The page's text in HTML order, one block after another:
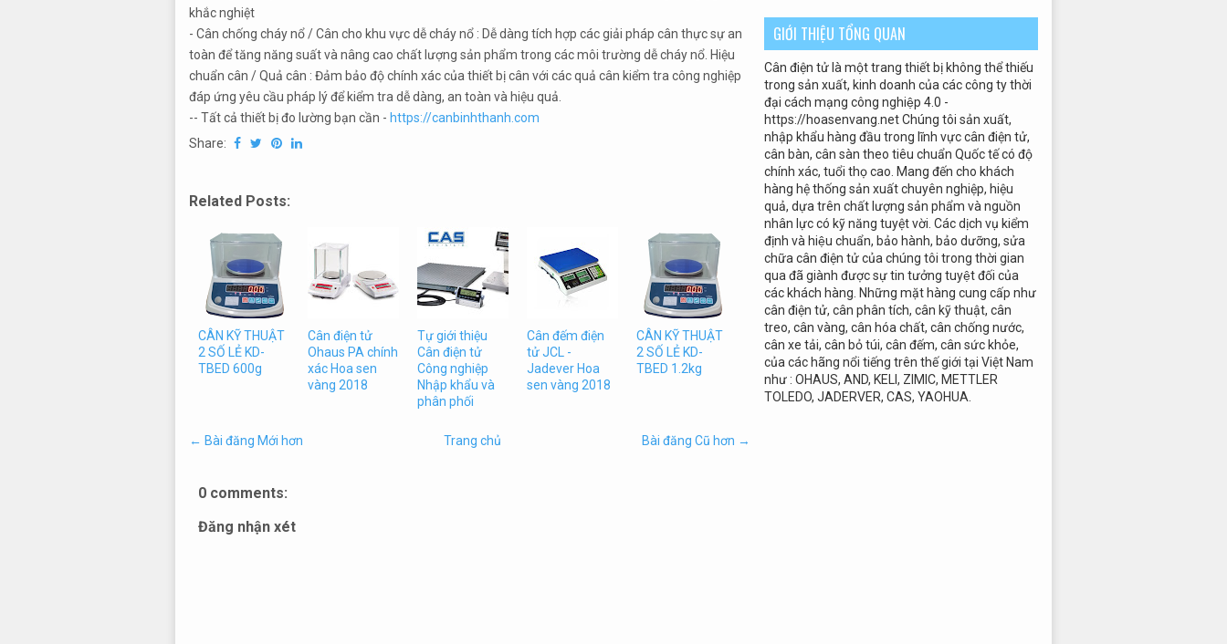
khắc nghiệt
- Cân chống cháy nổ / Cân cho khu vực dễ cháy nổ : Dễ dàng tích hợp các giải pháp cân thực sự an
toàn để tăng năng suất và nâng cao chất lượng sản phẩm trong các môi trường dễ cháy nổ. Hiệu
chuẩn cân / Quả cân : Đảm bảo độ chính xác của thiết bị cân với các quả cân kiểm tra công nghiệp
đáp ứng yêu cầu pháp lý để kiểm tra dễ dàng, an toàn và hiệu quả.
-- Tất cả thiết bị đo lường bạn cần - https://canbinhthanh.com
Share:
Related Posts:
CÂN KỸ THUẬT
2 SỐ LẺ KD-
TBED 600g
Cân điện tử
Ohaus PA chính
xác Hoa sen
vàng 2018
Tự giới thiệu
Cân điện tử
Công nghiệp
Nhập khẩu và
phân phối
Cân đếm điện
tử JCL -
Jadever Hoa
sen vàng 2018
CÂN KỸ THUẬT
2 SỐ LẺ KD-
TBED 1.2kg
← Bài đăng Mới hơn Bài đăng Cũ hơn →
Trang chủ
0 comments:
Đăng nhận xét
GIỚI THIỆU TỔNG QUAN
Cân điện tử là một trang thiết bị không thể thiếu
trong sản xuất, kinh doanh của các công ty thời
đại cách mạng công nghiệp 4.0 -
https://hoasenvang.net Chúng tôi sản xuất,
nhập khẩu hàng đầu trong lĩnh vực cân điện tử,
cân bàn, cân sàn theo tiêu chuẩn Quốc tế có độ
chính xác, tuổi thọ cao. Mang đến cho khách
hàng hệ thống sản xuất chuyên nghiệp, hiệu
quả, dựa trên chất lượng sản phẩm và nguồn
nhân lực có kỹ năng tuyệt vời. Các dịch vụ kiểm
định và hiệu chuẩn, bảo hành, bảo dưỡng, sửa
chữa cân điện tử của chúng tôi trong thời gian
qua đã giành được sự tin tưởng tuyệt đối của
các khách hàng. Những mặt hàng cung cấp như
cân điện tử, cân phân tích, cân kỹ thuật, cân
treo, cân vàng, cân hóa chất, cân chống nước,
cân xe tải, cân bỏ túi, cân đếm, cân sức khỏe,
của các hãng nổi tiếng trên thế giới tại Việt Nam
như : OHAUS, AND, KELI, ZIMIC, METTLER
TOLEDO, JADERVER, CAS, YAOHUA.